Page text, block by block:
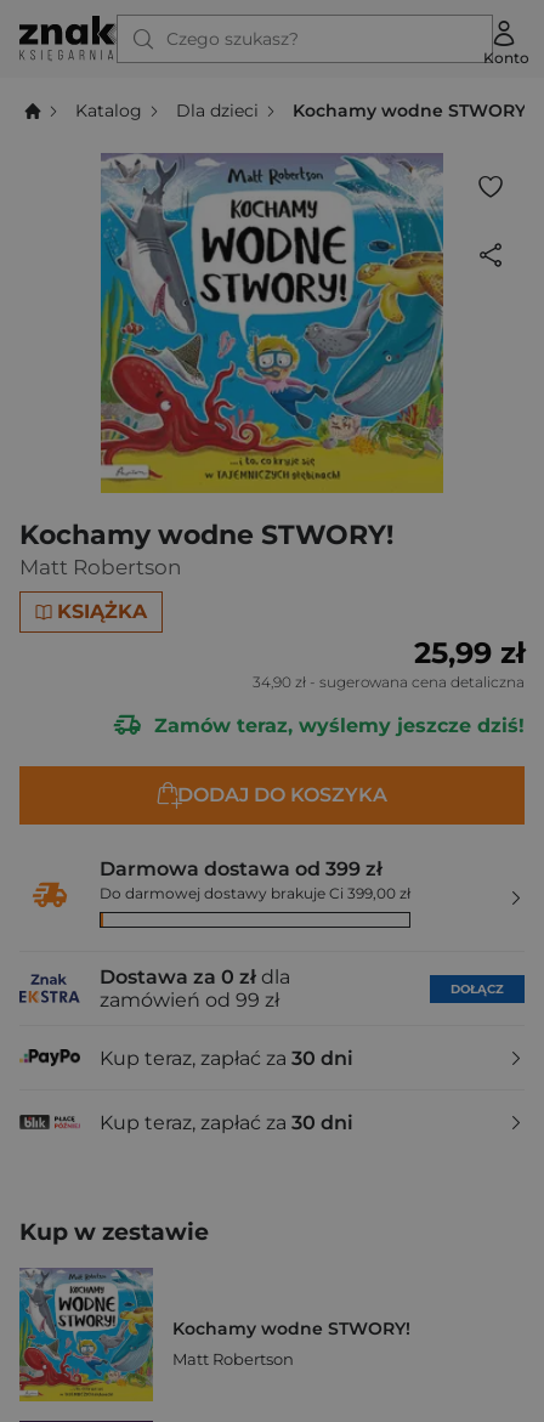
Czego szukasz?
Konto
Katalog Dla dzieci Kochamy wodne STWORY!
Kochamy wodne STWORY!
Matt Robertson
KSIĄŻKA
25,99 zł
34,90 zł - sugerowana cena detaliczna
Zamów teraz, wyślemy jeszcze dziś!
DODAJ DO KOSZYKA
Darmowa dostawa od 399 zł
Do darmowej dostawy brakuje Ci 399,00 zł
Dostawa za 0 zł dla
zamówień od 99 zł
DOŁĄCZ
Kup teraz, zapłać za 30 dni
Kup teraz, zapłać za 30 dni
Kup w zestawie
Kochamy wodne STWORY!
Matt Robertson